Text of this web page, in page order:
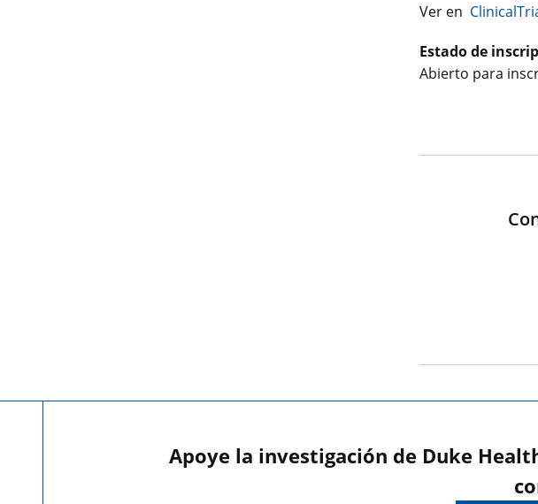
Ver en
Estado de
Abierto para
Apoye la investigación de Duke